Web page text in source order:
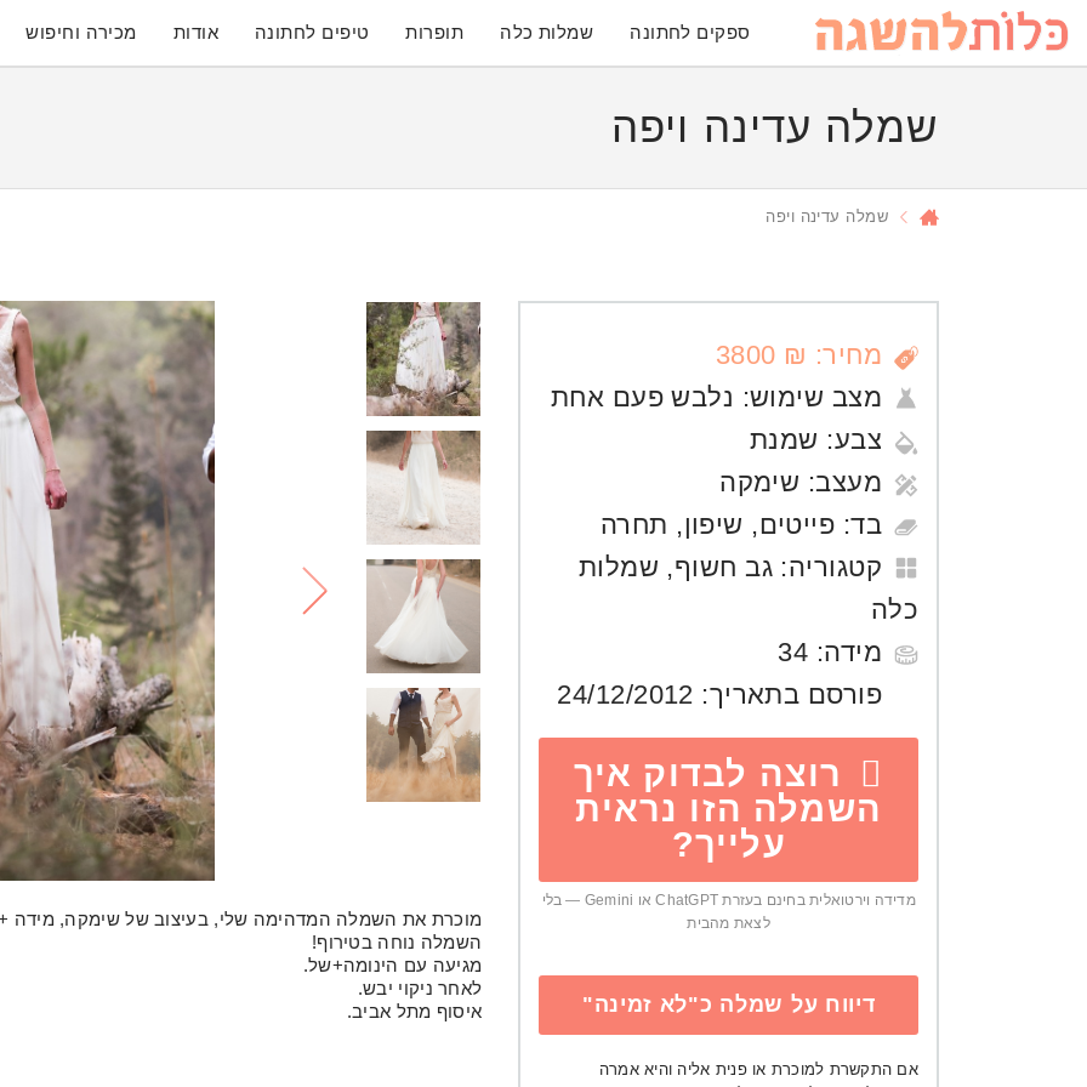
ספקים לחתונה שמלות כלה תופרות טיפים לחתונה אודות מכירה וחיפוש
שמלה עדינה ויפה
שמלה עדינה ויפה
מחיר: ₪ 3800
מצב שימוש: נלבש פעם אחת
צבע: שמנת
מעצב: שימקה
בד: פייטים, שיפון, תחרה
קטגוריה: גב חשוף, שמלות
כלה
מידה: 34
פורסם בתאריך: 24/12/2012
רוצה לבדוק איך
השמלה הזו נראית
עלייך?
מדידה וירטואלית בחינם בעזרת ChatGPT או Gemini — בלי
לצאת מהבית
דיווח על שמלה כ"לא זמינה"
אם התקשרת למוכרת או פנית אליה והיא אמרה
מוכרת את השמלה המדהימה שלי, בעיצוב של שימקה, מידה +-34, גובה 1.67+ עקב 2
השמלה נוחה בטירוף!
מגיעה עם הינומה+של.
לאחר ניקוי יבש.
איסוף מתל אביב.